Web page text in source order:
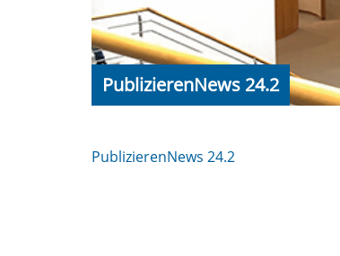
PublizierenNews 24.2
PublizierenNews 24.2